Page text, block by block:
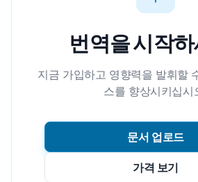
번역을 시작
지금 가입하고 영향력을 발휘할
스를 향상시키십시
문서 업로드
가격 보기